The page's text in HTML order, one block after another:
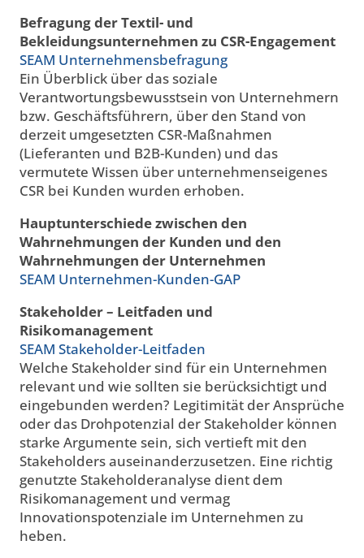
Befragung der Textil- und
Bekleidungsunternehmen zu CSR-Engagement
SEAM Unternehmensbefragung
Ein Überblick über das soziale
Verantwortungsbewusstsein von Unternehmern
bzw. Geschäftsführern, über den Stand von
derzeit umgesetzten CSR-Maßnahmen
(Lieferanten und B2B-Kunden) und das
vermutete Wissen über unternehmenseigenes
CSR bei Kunden wurden erhoben.
Hauptunterschiede zwischen den
Wahrnehmungen der Kunden und den
Wahrnehmungen der Unternehmen
SEAM Unternehmen-Kunden-GAP
Stakeholder – Leitfaden und
Risikomanagement
SEAM Stakeholder-Leitfaden
Welche Stakeholder sind für ein Unternehmen
relevant und wie sollten sie berücksichtigt und
eingebunden werden? Legitimität der Ansprüche
oder das Drohpotenzial der Stakeholder können
starke Argumente sein, sich vertieft mit den
Stakeholders auseinanderzusetzen. Eine richtig
genutzte Stakeholderanalyse dient dem
Risikomanagement und vermag
Innovationspotenziale im Unternehmen zu
heben.